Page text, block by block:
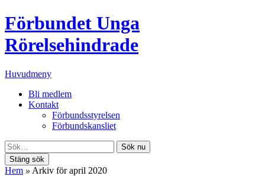
Förbundet Unga
Rörelsehindrade
Huvudmeny
Bli medlem
Kontakt
Förbundsstyrelsen
Förbundskansliet
Sök nu
Stäng sök
Hem » Arkiv för april 2020